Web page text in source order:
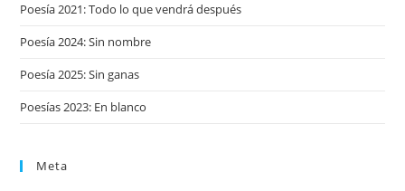
Poesía 2021: Todo lo que vendrá después
Poesía 2024: Sin nombre
Poesía 2025: Sin ganas
Poesías 2023: En blanco
Meta